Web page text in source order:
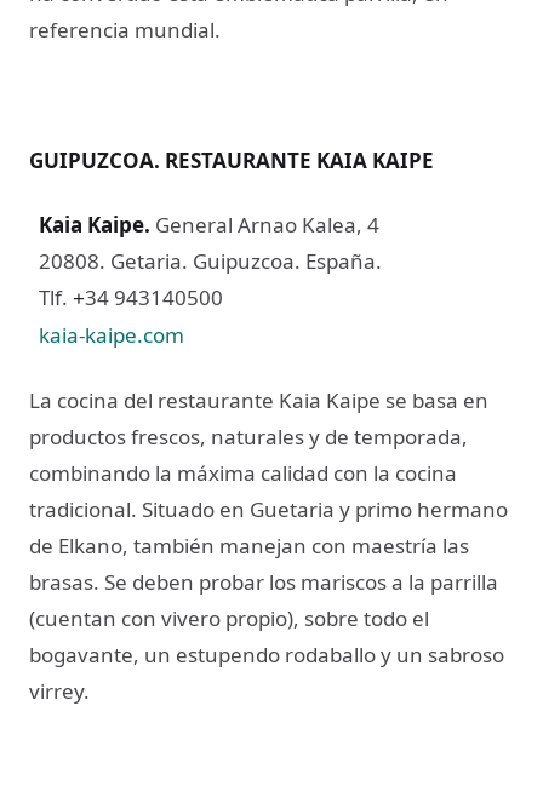
referencia mundial.
GUIPUZCOA. RESTAURANTE KAIA KAIPE
Kaia Kaipe. General Arnao Kalea, 4
20808. Getaria. Guipuzcoa. España.
Tlf. +34 943140500
kaia-kaipe.com
La cocina del restaurante Kaia Kaipe se basa en
productos frescos, naturales y de temporada,
combinando la máxima calidad con la cocina
tradicional. Situado en Guetaria y primo hermano
de Elkano, también manejan con maestría las
brasas. Se deben probar los mariscos a la parrilla
(cuentan con vivero propio), sobre todo el
bogavante, un estupendo rodaballo y un sabroso
virrey.